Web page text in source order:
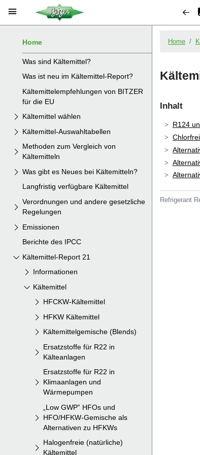
Home
Was sind Kältemittel?
Was ist neu im Kältemittel-Report?
Kältemittelempfehlungen von BITZER
für die EU
Kältemittel wählen
Kältemittel-Auswahltabellen
Methoden zum Vergleich von
Kältemitteln
Was gibt es Neues bei Kältemitteln?
Langfristig verfügbare Kältemittel
Verordnungen und andere gesetzliche
Regelungen
Emissionen
Berichte des IPCC
Kältemittel-Report 21
Informationen
Kältemittel
HFCKW-Kältemittel
HFKW Kältemittel
Kältemittelgemische (Blends)
Ersatzstoffe für R22 in
Kälteanlagen
Ersatzstoffe für R22 in
Klimaanlagen und
Wärmepumpen
„Low GWP‟ HFOs und
HFO/HFKW-Gemische als
Alternativen zu HFKWs
Halogenfreie (natürliche)
Kältemittel